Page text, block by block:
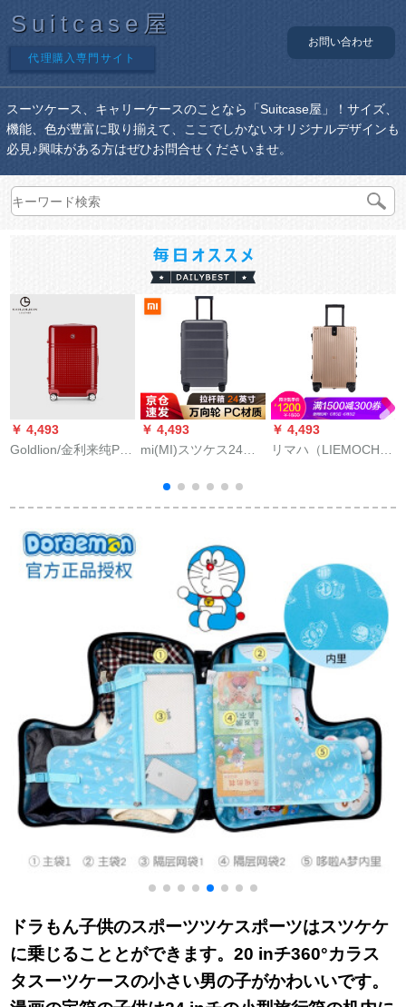
Suitcase屋
代理購入専門サイト
お問い合わせ
スーツケース、キャリーケースのことなら「Suitcase屋」！サイズ、
機能、色が豊富に取り揃えて、ここでしかないオリジナルデザインも
必見♪興味がある方はぜひお問合せくださいませ。
￥ 4,493
Goldlion/金利来纯PC
ス静音360°カラスタ
赤の结婚箱机内持込
可机内持込込込込み
み可暗新红28寸
￥ 4,493
mi(MI)スツケス24セ
ツケスポーツスTSA
ロック搭載ケス携帯
性旅行箱24セリング
￥ 4,493
リマハ（LIEMOCH）
ツスポーツスポーツ
ーツスポーツ男女
360°キャバクタに乗
りました。
ドラもん子供のスポーツツケスポーツはスツケケ
に乗じることとができます。20 inチ360°カラス
タスーツケースの小さい男の子がかわいいです。